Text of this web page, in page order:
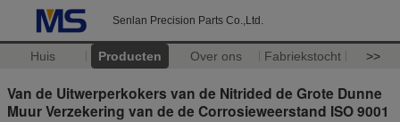
Senlan Precision Parts Co.,Ltd.
Huis Producten Over ons Fabriekstocht >>
Van de Uitwerperkokers van de Nitrided de Grote Dunne
Muur Verzekering van de de Corrosieweerstand ISO 9001